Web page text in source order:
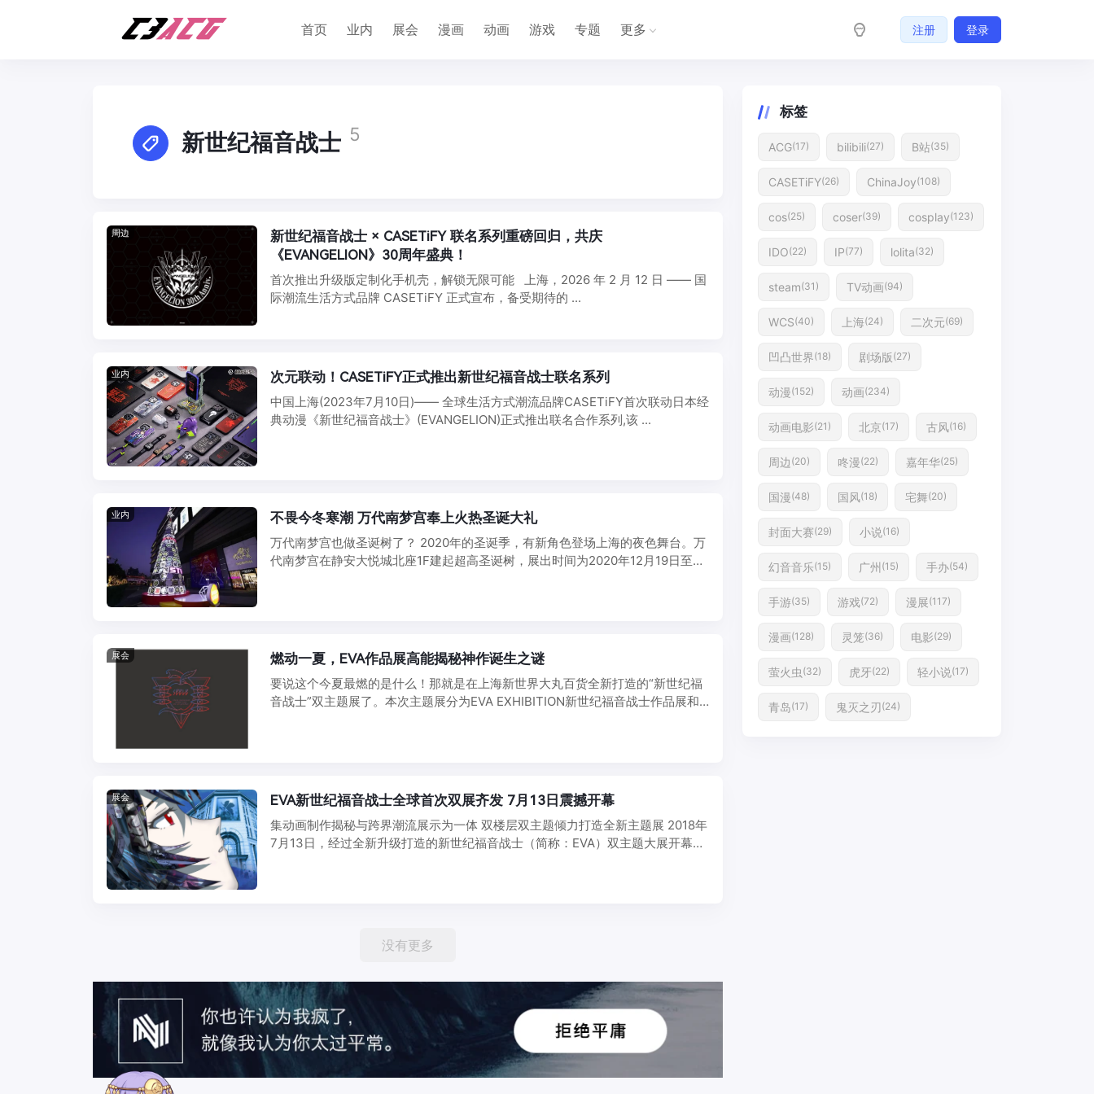
首页 业内 展会 漫画 动画 游戏 专题 更多 注册 登录
新世纪福音战士 5
周边
新世纪福音战士 × CASETiFY 联名系列重磅回归，共庆
《EVANGELION》30周年盛典！
首次推出升级版定制化手机壳，解锁无限可能 上海，2026 年 2 月 12 日 —— 国
际潮流生活方式品牌 CASETiFY 正式宣布，备受期待的 ...
业内 次元联动！CASETiFY正式推出新世纪福音战士联名系列
中国上海(2023年7月10日)—— 全球生活方式潮流品牌CASETiFY首次联动日本经
典动漫《新世纪福音战士》(EVANGELION)正式推出联名合作系列,该 ...
业内 不畏今冬寒潮 万代南梦宫奉上火热圣诞大礼
万代南梦宫也做圣诞树了？ 2020年的圣诞季，有新角色登场上海的夜色舞台。万
代南梦宫在静安大悦城北座1F建起超高圣诞树，展出时间为2020年12月19日至
展会 燃动一夏，EVA作品展高能揭秘神作诞生之谜
要说这个今夏最燃的是什么！那就是在上海新世界大丸百货全新打造的“新世纪福
音战士”双主题展了。本次主题展分为EVA EXHIBITION新世纪福音战士作品展和
展会 EVA新世纪福音战士全球首次双展齐发 7月13日震撼开幕
集动画制作揭秘与跨界潮流展示为一体 双楼层双主题倾力打造全新主题展 2018年
7月13日，经过全新升级打造的新世纪福音战士（简称：EVA）双主题大展开幕式
没有更多
标签
ACG(17) bilibili(27) B站(35)
CASETiFY(26) ChinaJoy(108)
cos(25) coser(39) cosplay(123)
IDO(22) IP(77) lolita(32)
steam(31) TV动画(94)
WCS(40) 上海(24) 二次元(69)
凹凸世界(18) 剧场版(27)
动漫(152) 动画(234)
动画电影(21) 北京(17) 古风(16)
周边 (20) 咚漫(22) 嘉年华(25)
国漫(48) 国风(18) 宅舞(20)
封面大赛(29) 小说(16)
幻音音乐(15) 广州 (15) 手办(54)
手游(35) 游戏(72) 漫展(117)
漫画(128) 灵笼(36) 电影(29)
萤火虫 (32) 虎牙(22) 轻小说(17)
青岛(17) 鬼灭之刃(24)